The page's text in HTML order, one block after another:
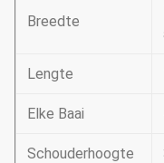
Breedte
Lengte
Elke Baai
Schouderhoogte